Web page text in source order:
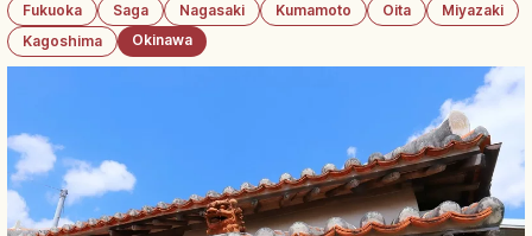
Fukuoka Saga Nagasaki Kumamoto Oita
Miyazaki
Kagoshima
Okinawa